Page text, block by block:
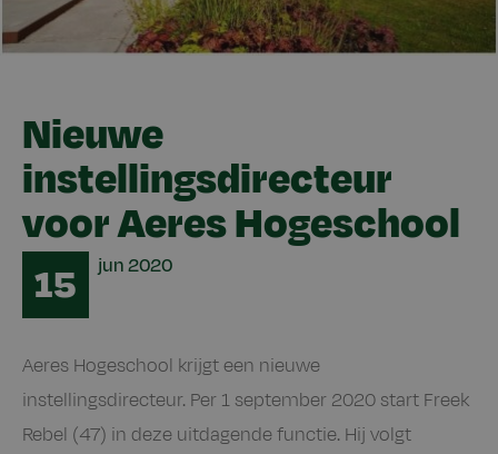
Nieuwe
instellingsdirecteur
voor Aeres Hogeschool
15 jun2020
Aeres Hogeschool krijgt een nieuwe
instellingsdirecteur. Per 1 september 2020 start Freek
Rebel (47) in deze uitdagende functie. Hij volgt